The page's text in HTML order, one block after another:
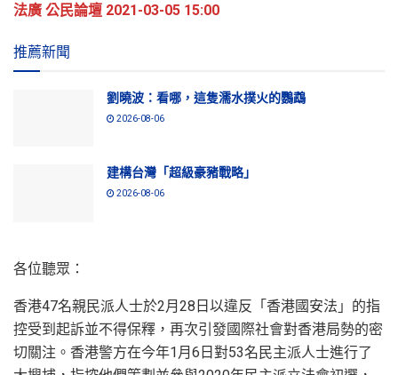
法廣 公民論壇 2021-03-05 15:00
推薦新聞
劉曉波：看哪，這隻濡水撲火的鸚鵡
2026-08-06
建構台灣「超級豪豬戰略」
2026-08-06
各位聽眾：
香港47名親民派人士於2月28日以違反「香港國安法」的指
控受到起訴並不得保釋，再次引發國際社會對香港局勢的密
切關注。香港警方在今年1月6日對53名民主派人士進行了